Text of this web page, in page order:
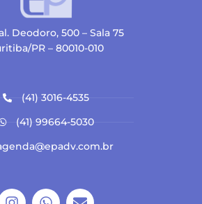
Deodoro, 500 – Sala 75
PR – 80010-010
(41) 3016-4535
(41) 99664-5030